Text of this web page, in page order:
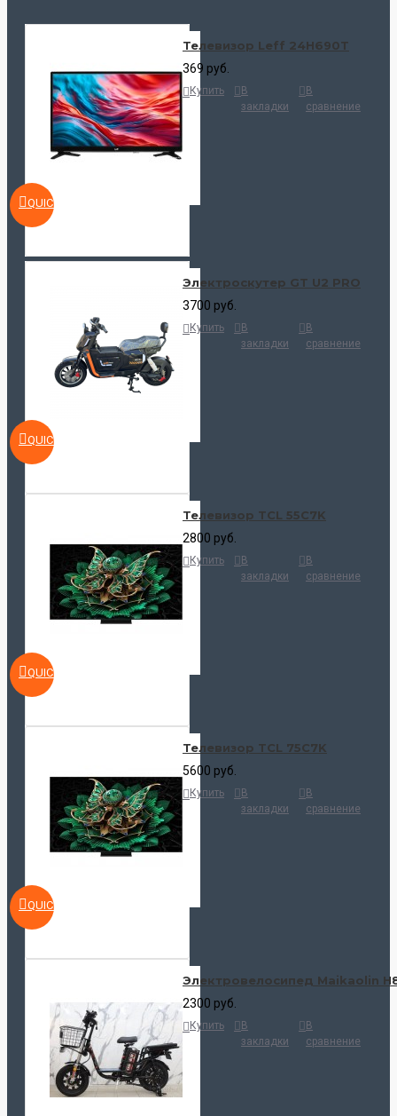
QUICKVIEW
Телевизор Leff 24H690T
369 руб.
Купить
В
закладки
В
сравнение
QUICKVIEW
Электроскутер GT U2 PRO
3700 руб.
Купить
В
закладки
В
сравнение
QUICKVIEW
Телевизор TCL 55C7K
2800 руб.
Купить
В
закладки
В
сравнение
QUICKVIEW
Телевизор TCL 75C7K
5600 руб.
Купить
В
закладки
В
сравнение
Электровелосипед Maikaolin
2300 руб.
Купить
В
закладки
В
сравнение